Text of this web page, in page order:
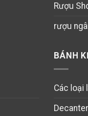
Rượu
rượu
BÁNH
Các loại